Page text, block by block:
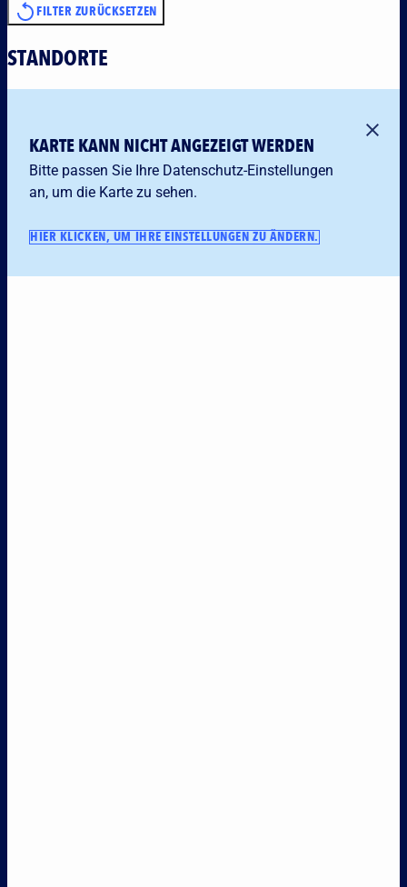
FILTER ZURÜCKSETZEN
STANDORTE
KARTE KANN NICHT ANGEZEIGT WERDEN
Bitte passen Sie Ihre Datenschutz-Einstellungen
an, um die Karte zu sehen.
HIER KLICKEN, UM IHRE EINSTELLUNGEN ZU ÄNDERN.